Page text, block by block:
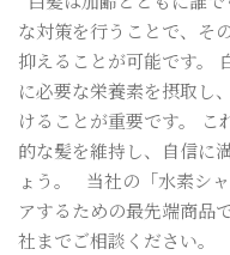
な対策を行うことで、そ
抑えることが可能です。
に必要な栄養素を摂取し
けることが重要です。
的な髪を維持し、自信に
ょう。 当社の「水素シ
アするための最先端商品
社までご相談ください。